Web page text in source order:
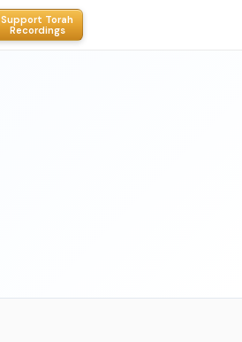
Support Torah
Recordings